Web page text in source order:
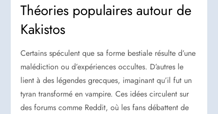
Théories populaires autour de
Kakistos
Certains spéculent que sa forme bestiale résulte d’une
malédiction ou d’expériences occultes. D’autres le
lient à des légendes grecques, imaginant qu’il fut un
tyran transformé en vampire. Ces idées circulent sur
des forums comme Reddit, où les fans débattent de